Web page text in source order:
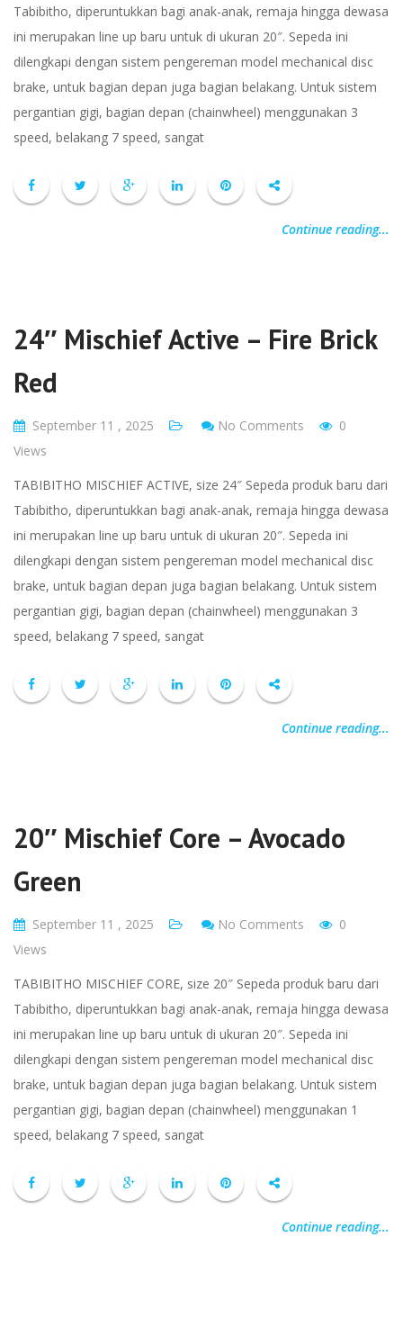
Tabibitho, diperuntukkan bagi anak-anak, remaja hingga dewasa
ini merupakan line up baru untuk di ukuran 20″. Sepeda ini
dilengkapi dengan sistem pengereman model mechanical disc
brake, untuk bagian depan juga bagian belakang. Untuk sistem
pergantian gigi, bagian depan (chainwheel) menggunakan 3
speed, belakang 7 speed, sangat
Continue reading...
24″ Mischief Active – Fire Brick
Red
September 11 , 2025 No Comments
0
Views
TABIBITHO MISCHIEF ACTIVE, size 24″ Sepeda produk baru dari
Tabibitho, diperuntukkan bagi anak-anak, remaja hingga dewasa
ini merupakan line up baru untuk di ukuran 20″. Sepeda ini
dilengkapi dengan sistem pengereman model mechanical disc
brake, untuk bagian depan juga bagian belakang. Untuk sistem
pergantian gigi, bagian depan (chainwheel) menggunakan 3
speed, belakang 7 speed, sangat
Continue reading...
20″ Mischief Core – Avocado
Green
September 11 , 2025 No Comments
0
Views
TABIBITHO MISCHIEF CORE, size 20″ Sepeda produk baru dari
Tabibitho, diperuntukkan bagi anak-anak, remaja hingga dewasa
ini merupakan line up baru untuk di ukuran 20″. Sepeda ini
dilengkapi dengan sistem pengereman model mechanical disc
brake, untuk bagian depan juga bagian belakang. Untuk sistem
pergantian gigi, bagian depan (chainwheel) menggunakan 1
speed, belakang 7 speed, sangat
Continue reading...